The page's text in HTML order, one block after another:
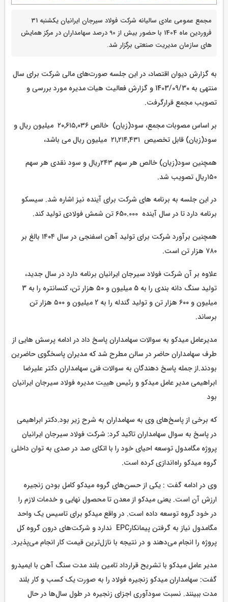
مجمع عمومی عادی سالیانه شرکت فولاد سیرجان ایرانیان یکشنبه 31
فروردین ماه 1404 با حضور بیش از 90 درصد سهامداران در مرکز همایش
های سازمان مدیریت صنعتی برگزار شد.
به گزارش دیوان اقتصاد، در این جلسه صورت‌های مالی شرکت برای سال
منتهی به 1403/09/30 و گزارش فعالیت هیات مدیره مورد بررسی و
تصویب مجمع قرارگرفت.
بر اساس مصوبات مجمع، سود‌(زیان) خالص ۲۰,۶۱۵,۰۳۶ میلیون ریال و
سود‌(زیان) قابل تخصیص ۲۱,۲۱۴,۴۳۱ میلیون ریال می باشد،
همچنین سود(زیان) خالص هر سهم ۲۴۳ریال و سود نقدی هر سهم
۱۵۰ریال تصویب شد.
در این جلسه به برنامه های شرکت برای آینده نیز اشاره شد. سیسکو
برنامه دارد تا در سال آینده 650.000 تن شمش فولادی تولید کند.
همچنین برآورد شرکت برای تولید آهن اسفنجی در سال ۱۴۰۴ بالغ بر
۷۸۰ هزار تن است.
علاوه بر آن شرکت فولاد سیرجان ایرانیان برنامه دارد در سال جدید،
تولید سنگ دانه‌ بندی را به 5 میلیون و ۵۰ هزار تن، کنسانتره را به 3
میلیون و ۶۰۰ هزار تن و تولید گندله را به 2 میلیون و ۵۰۰ هزار تن
برساند.
مدیرعامل میدکو به سوالات سهامداران پاسخ داد در ادامه پرسش هایی از
طرف سهامداران حاضر در سالن مطرح شد که مدیران پاسخگوی حاضرین
بودند.از جمله پاسخ دهندگان به سوالات فنی سهامداران دکتر علیرضا
ابراهیمی مدیر عامل میدکو و رئیس هییت مدیره فولاد سیرجان ایرانیان
بود
که برخی از پاسخ‌های وی به سهامداران به شرح زیر بود.دکتر ابراهیمی
در پاسخ به سوال سهامداران تاکید کرد: شرکت فولاد سیرجان ایرانیان
پروژه مگامدول توسعه احیای خود را با اتکای صد در صدی به توان داخلی
گروه میدکو راه‌اندازی کرده است.
وی در ادامه گفت : یکی از حسن‎‌های گروه میدکو کامل بودن زنجیره
ارزش آن است. یعنی میدکو از معدن تا محصول نهایی و خدمات لازم را
در خود گروه توسعه داده است. در واقع میدکو برای تاسیس یک واحد
مگامدول نیاز به گرفتن پیمانکارEPC ندارد و شرکت‌های درون گروه کل
پروژه را انجام می‌دهند و در نتیجه با نازل‌ترین قیمت کار انجام می‌پذیرد.
مدیر عامل میدکو با تشریح قرارداد تامین بلند مدت سنگ آهن با ایمیدرو
گفت: سهامداران میدکو زنجیره فولاد را به صورت یک کسب و کار بلند
مدت ببینند. نسبت سود‌آوری اجزای زنجیره در طول سال‌ها در حال